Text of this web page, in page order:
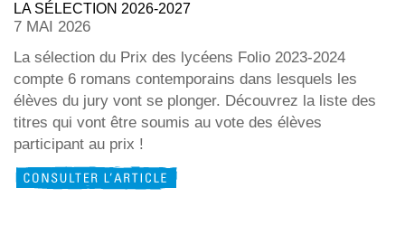
LA SÉLECTION 2026-2027
7 MAI 2026
La sélection du Prix des lycéens Folio 2023-2024
compte 6 romans contemporains dans lesquels les
élèves du jury vont se plonger. Découvrez la liste des
titres qui vont être soumis au vote des élèves
participant au prix !